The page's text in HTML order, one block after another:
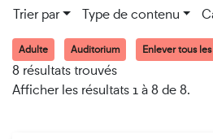
Trier par Type de contenu
Adulte Auditorium Enlever tous
8 résultats trouvés
Afficher les résultats 1 à 8 de 8.